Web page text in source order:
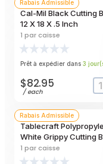
Rabais Admissible
Cal-Mil Black Cutting
12 X 18 X .5 Inch
1 par caisse
Prêt à expédier dans 3 jour
$82.95
/each
Rabais Admissible
Tablecraft
White Grippy Cutting
With Tpe Grips, 12 X 18
Inch
1 par caisse